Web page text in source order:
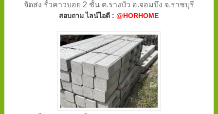
จัดส่ง รั้วคาวบอย 2 ชั้น ต.รางบัว อ.จอมบึง จ.ราชบุรี
สอบถาม ไลน์ไอดี :@HORHOME